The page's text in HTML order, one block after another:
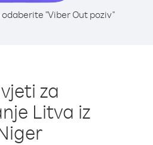
"Viber Out poziv"
za
Litva iz